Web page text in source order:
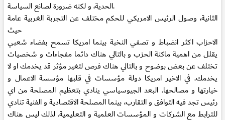
الحدية، و لكنه ضرورة لصانع السياسة.
الثانية، وصول الرئيس الامريكي للحكم مختلف عن التجربة الغربية عامة
حيث
الاحزاب اكثر انضباط و تصفي النخبة بينما امريكا تسمح بفضاء شعبي
يقلل من اهمية ماكنة الحزب و بالتالي هناك دائما مفجاءات و شخصيات
تختلف عن بعض بوضوح و بالتالي هناك فرص لتغير مؤثر قد يخدمك او لا
يخدمك. في الاخير امريكا دولة مؤسسات في قلبها مؤسسة الاعمال و
خيارتها و مصالحها. البعد الجيوسياسي ينادي بتعظيم المصلحة من اي
رئيس تجد فيه التوافق و التقارب، بينما المصلحة الاقتصادية و الفنية تنادي
للترابط مع الشركات و المؤسسات العلمية و التعليمية. لذلك ليس هناك